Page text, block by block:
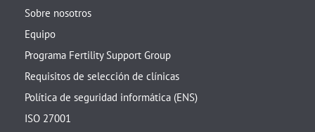
Sobre nosotros
Equipo
Programa Fertility Support Group
Requisitos de selección de clínicas
Política de seguridad informática (ENS)
ISO 27001